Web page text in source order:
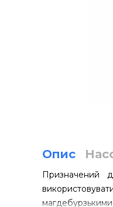
Опис
Призначений